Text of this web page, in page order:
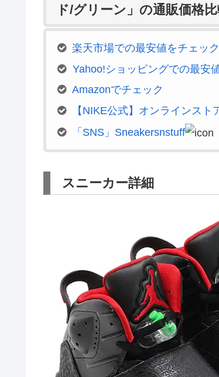
ド/グリーン」の通販価格
楽天市場での最安値をチェック
Yahoo!ショッピングでの最安
Amazonでチェック
【NIKE公式】オンラインスト
「SNS」Sneakersnstuff
スニーカー詳細